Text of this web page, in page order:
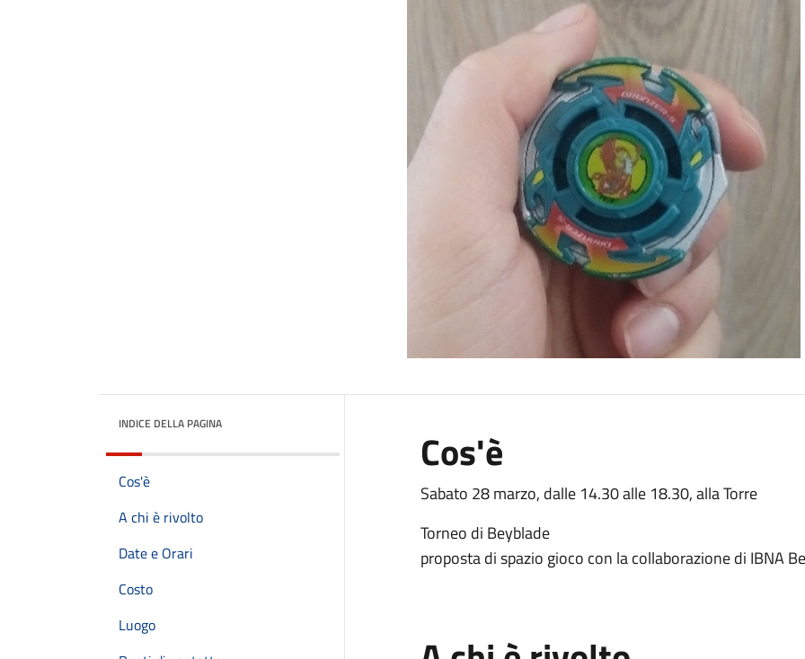
INDICE DELLA PAGINA
Cos'è
A chi è rivolto
Date e Orari
Costo
Luogo
Cos'è
Sabato 28 marzo, dalle 14.30 alle 18.30, alla Torre
Torneo di Beyblade
proposta di spazio gioco con la collaborazione di IBNA